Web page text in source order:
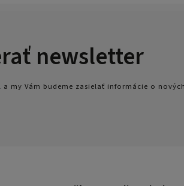
newsletter
a my Vám budeme zasielať informácie o